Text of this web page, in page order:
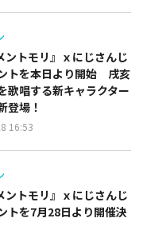
ントモリ』ｘにじさんじ
トを本日より開始 戌亥
歌唱する新キャラクター
登場！
16:53
ントモリ』ｘにじさんじ
トを7月28日より開催決